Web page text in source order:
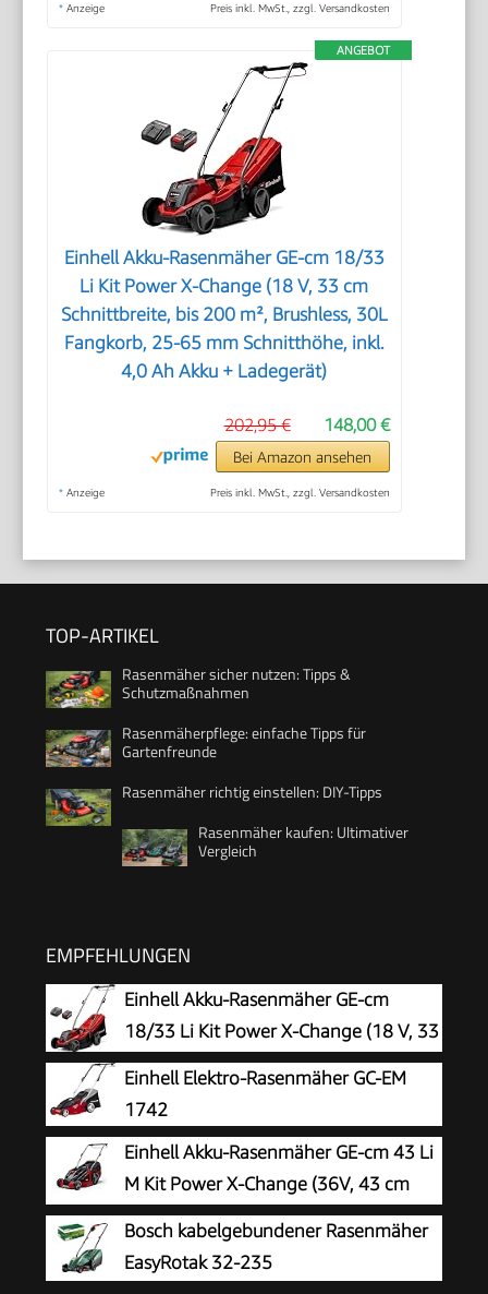
* Anzeige Preis inkl. MwSt., zzgl. Versandkosten
ANGEBOT
Einhell Akku-Rasenmäher GE-cm 18/33
Li Kit Power X-Change (18 V, 33 cm
Schnittbreite, bis 200 m², Brushless, 30L
Fangkorb, 25-65 mm Schnitthöhe, inkl.
4,0 Ah Akku + Ladegerät)
148,00 €
202,95 €
Bei Amazon ansehen
* Anzeige Preis inkl. MwSt., zzgl. Versandkosten
TOP-ARTIKEL
Rasenmäher sicher nutzen: Tipps &
Schutzmaßnahmen
Rasenmäherpflege: einfache Tipps für
Gartenfreunde
Rasenmäher richtig einstellen: DIY-Tipps
Rasenmäher kaufen: Ultimativer
Vergleich
EMPFEHLUNGEN
Einhell Akku-Rasenmäher GE-cm
18/33 Li Kit Power X-Change (18 V, 33
cm Schnittbreite, bis 200 m²,
Brushless, 30L Fangkorb, 25-65 mm
Schnitthöhe, inkl. 4,0 Ah Akku + Ladegerät)
Einhell Elektro-Rasenmäher GC-EM
1742
Einhell Akku-Rasenmäher GE-cm 43 Li
M Kit Power X-Change (36V, 43 cm
Schnittbreite, bis 600 m², Brushless,
Mulch-Kit, 63L Fangkorb, 25-75 mm
Schnitthöhe, inkl. 2X 4,0Ah + 2X Ladegerät)
Bosch kabelgebundener Rasenmäher
EasyRotak 32-235